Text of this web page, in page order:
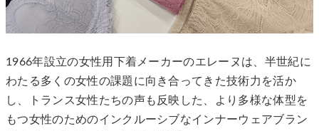
1966年設立の女性用下着メーカーのエレーヌは、半世紀に
わたる多くの女性の課題に向き合ってきた技術力を活か
し、トランス女性たちの声も反映した、より多様な体型を
もつ女性のためのインクルーシブなインナーウェアブラン